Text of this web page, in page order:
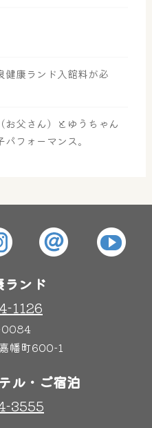
サウナ・岩盤浴
グルメ
ご宿泊
健康ランド入館料が必
お父さん）とゆうちゃん
フォーマンス。
ランド
1126
0084
幡町600-1
ル・ご宿泊
3555